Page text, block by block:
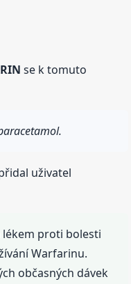
se k tomuto
uživatel
proti bolesti
Warfarinu.
občasných dávek